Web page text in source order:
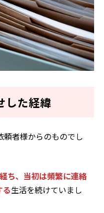
した経緯
者様からのものでし
ち、当初は頻繁に連絡
る生活を続けていまし